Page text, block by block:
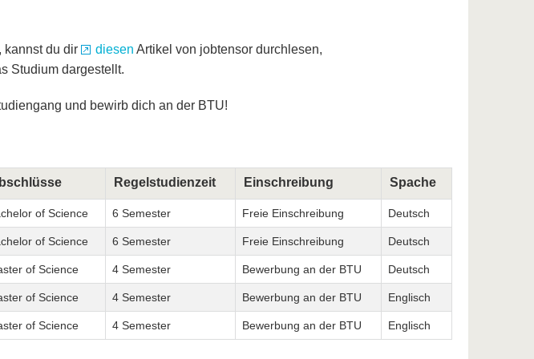
kannst du dir diesen Artikel von jobtensor durchlesen,
Studium dargestellt.
und bewirb dich an der BTU!
Regelstudienzeit Einschreibung Spache
of Science 6 Semester Freie Einschreibung Deutsch
of Science 6 Semester Freie Einschreibung Deutsch
of Science 4 Semester Bewerbung an der BTU Deutsch
of Science 4 Semester Bewerbung an der BTU Englisch
of Science 4 Semester Bewerbung an der BTU Englisch